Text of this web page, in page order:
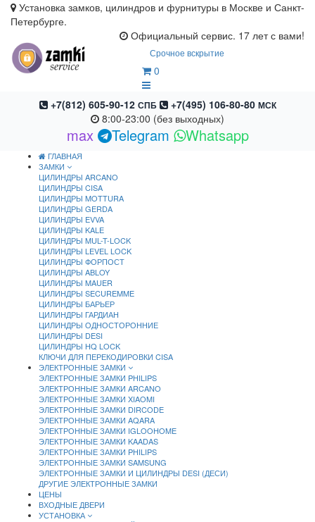
Установка замков, цилиндров и фурнитуры в Москве и Санкт-
Петербурге.
Официальный сервис. 17 лет с вами!
Срочное вскрытие
0
+7(812) 605-90-12 СПБ +7(495) 106-80-80 МСК
8:00-23:00 (без выходных)
max Telegram Whatsapp
ГЛАВНАЯ
ЗАМКИ
ЦИЛИНДРЫ ARCANO
ЦИЛИНДРЫ CISA
ЦИЛИНДРЫ MOTTURA
ЦИЛИНДРЫ GERDA
ЦИЛИНДРЫ EVVA
ЦИЛИНДРЫ KALE
ЦИЛИНДРЫ MUL-T-LOCK
ЦИЛИНДРЫ LEVEL LOCK
ЦИЛИНДРЫ ФОРПОСТ
ЦИЛИНДРЫ ABLOY
ЦИЛИНДРЫ MAUER
ЦИЛИНДРЫ SECUREMME
ЦИЛИНДРЫ БАРЬЕР
ЦИЛИНДРЫ ГАРДИАН
ЦИЛИНДРЫ ОДНОСТОРОННИЕ
ЦИЛИНДРЫ DESI
ЦИЛИНДРЫ HQ LOCK
КЛЮЧИ ДЛЯ ПЕРЕКОДИРОВКИ CISA
ЭЛЕКТРОННЫЕ ЗАМКИ
ЭЛЕКТРОННЫЕ ЗАМКИ PHILIPS
ЭЛЕКТРОННЫЕ ЗАМКИ ARCANO
ЭЛЕКТРОННЫЕ ЗАМКИ XIAOMI
ЭЛЕКТРОННЫЕ ЗАМКИ DIRCODE
ЭЛЕКТРОННЫЕ ЗАМКИ AQARA
ЭЛЕКТРОННЫЕ ЗАМКИ IGLOOHOME
ЭЛЕКТРОННЫЕ ЗАМКИ KAADAS
ЭЛЕКТРОННЫЕ ЗАМКИ PHILIPS
ЭЛЕКТРОННЫЕ ЗАМКИ SAMSUNG
ЭЛЕКТРОННЫЕ ЗАМКИ И ЦИЛИНДРЫ DESI (ДЕСИ)
ДРУГИЕ ЭЛЕКТРОННЫЕ ЗАМКИ
ЦЕНЫ
ВХОДНЫЕ ДВЕРИ
УСТАНОВКА